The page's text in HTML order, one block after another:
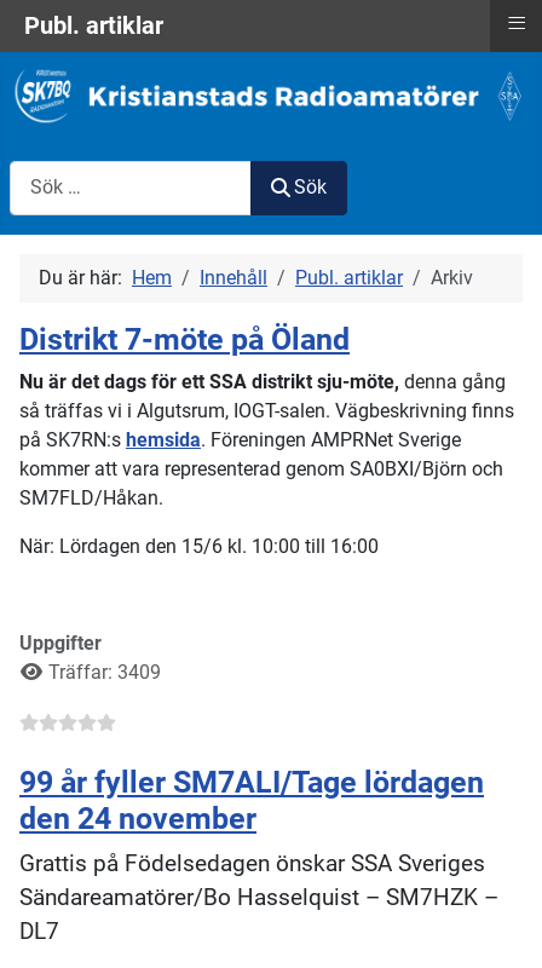
Sök
Sök
Du är här: Hem Innehåll Publ. artiklar Arkiv
Distrikt 7-möte på Öland
Nu är det dags för ett SSA distrikt sju-möte, denna gång
så träffas vi i Algutsrum, IOGT-salen. Vägbeskrivning finns
på SK7RN:s hemsida. Föreningen AMPRNet Sverige
kommer att vara representerad genom SA0BXI/Björn och
SM7FLD/Håkan.
När: Lördagen den 15/6 kl. 10:00 till 16:00
Uppgifter
Träffar: 3409
99 år fyller SM7ALI/Tage lördagen
den 24 november
Grattis på Födelsedagen önskar SSA Sveriges
Sändareamatörer/Bo Hasselquist – SM7HZK –
DL7
Publ. artiklar ≡